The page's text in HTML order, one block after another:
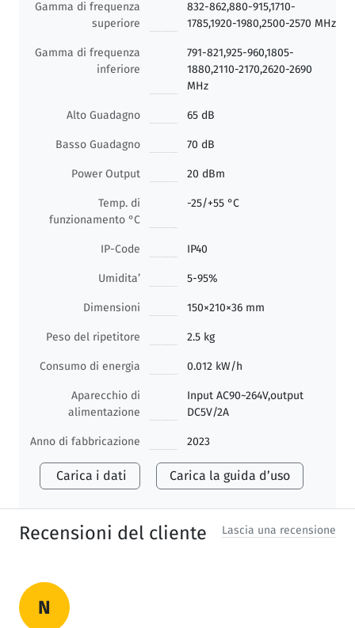
Gamma di frequenza
superiore
832-862,880-915,1710-
1785,1920-1980,2500-2570 MHz
Gamma di frequenza
inferiore
791-821,925-960,1805-
1880,2110-2170,2620-2690
MHz
Alto Guadagno 65 dB
Basso Guadagno 70 dB
Power Output 20 dBm
Temp. di
funzionamento °C
-25/+55 °C
IP-Code IP40
Umidita’ 5-95%
Dimensioni 150×210×36 mm
Peso del ripetitore 2.5 kg
Consumo di energia 0.012 kW/h
Aparecchio di
alimentazione
Input AC90~264V,output
DC5V/2A
Anno di fabbricazione 2023
Carica i dati Carica la guida d’uso
Recensioni del cliente Lascia una recensione
N